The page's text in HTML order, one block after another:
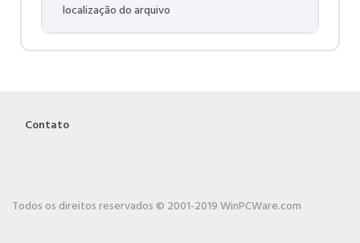
localização do arquivo
Contato
Todos os direitos reservados © 2001-2019 WinPCWare.com